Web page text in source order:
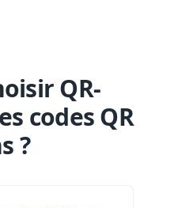
QR-
codes QR
?